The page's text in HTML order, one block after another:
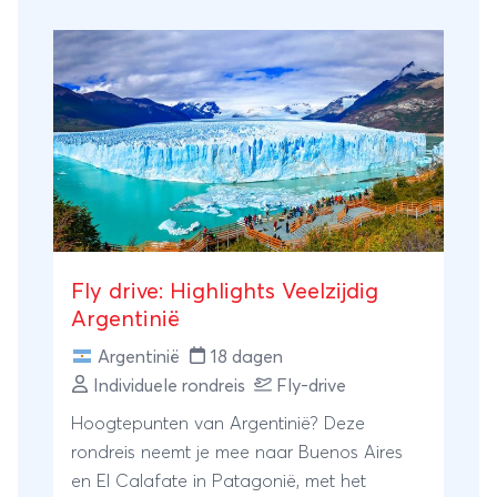
landschappen. Tot slot naar een tropisch
resort bij de watervallen van Iguazú. Bij Van
Verre stel je jouw eigen reis samen. Laat je
inspireren door dit reisschema. Geef jouw
persoonlijke wensen en ideeën door en de
reis wordt op maat voor je samengesteld.
Ook de vertrekdatum bepaal jezelf!
Fly drive: Highlights Veelzijdig
Argentinië
Argentinië
18 dagen
Individuele rondreis
Fly-drive
Hoogtepunten van Argentinië? Deze
rondreis neemt je mee naar Buenos Aires
en El Calafate in Patagonië, met het